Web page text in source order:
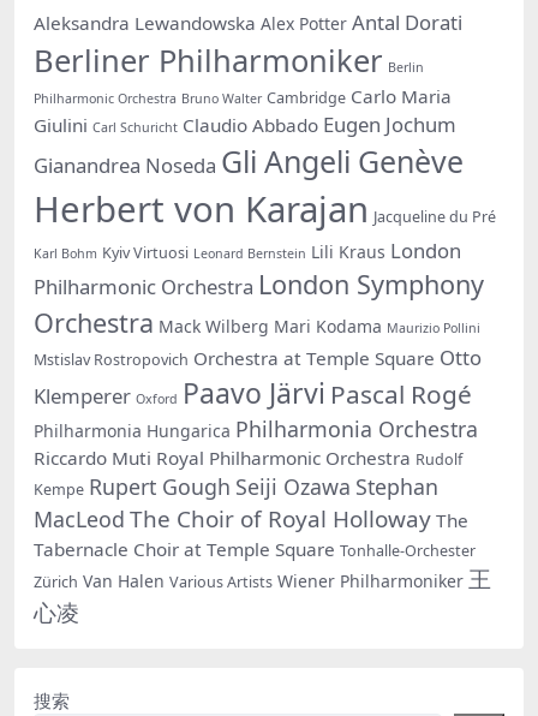
Aleksandra Lewandowska Alex Potter Antal Dorati
Berliner Philharmoniker Berlin
Philharmonic Orchestra Bruno Walter Cambridge Carlo Maria
Giulini Carl Schuricht Claudio Abbado Eugen Jochum
Gianandrea Noseda Gli Angeli Genève
Herbert von Karajan Jacqueline du Pré
Karl Bohm Kyiv Virtuosi Leonard Bernstein Lili Kraus London
Philharmonic Orchestra London Symphony
Orchestra Mack Wilberg Mari Kodama Maurizio Pollini
Mstislav Rostropovich Orchestra at Temple Square Otto
Klemperer Oxford Paavo Järvi Pascal Rogé
Philharmonia Hungarica Philharmonia Orchestra
Riccardo Muti Royal Philharmonic Orchestra Rudolf
Kempe Rupert Gough Seiji Ozawa Stephan
MacLeod The Choir of Royal Holloway The
Tabernacle Choir at Temple Square Tonhalle-Orchester
Zürich Van Halen Various Artists Wiener Philharmoniker 王
心凌
搜索